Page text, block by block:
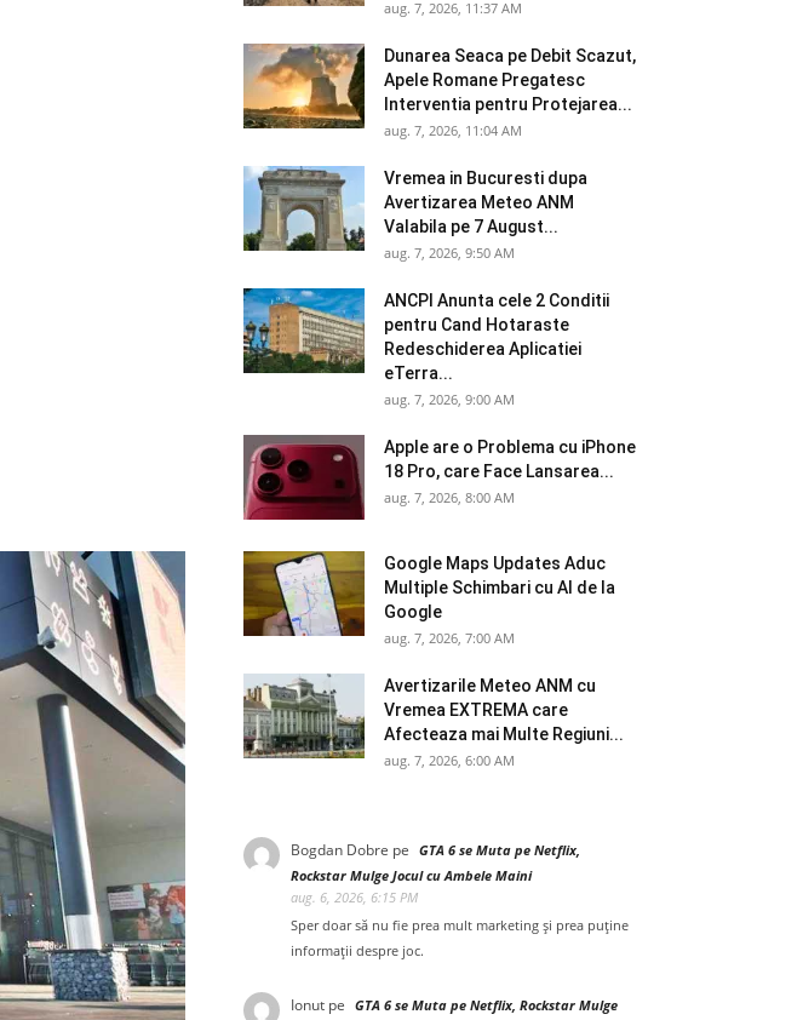
aug. 7, 2026, 11:37 AM
Dunarea Seaca pe Debit Scazut,
Apele Romane Pregatesc
Interventia pentru Protejarea...
aug. 7, 2026, 11:04 AM
Vremea in Bucuresti dupa
Avertizarea Meteo ANM
Valabila pe 7 August...
aug. 7, 2026, 9:50 AM
ANCPI Anunta cele 2 Conditii
pentru Cand Hotaraste
Redeschiderea Aplicatiei
eTerra...
aug. 7, 2026, 9:00 AM
Apple are o Problema cu iPhone
18 Pro, care Face Lansarea...
aug. 7, 2026, 8:00 AM
Google Maps Updates Aduc
Multiple Schimbari cu AI de la
Google
aug. 7, 2026, 7:00 AM
Avertizarile Meteo ANM cu
Vremea EXTREMA care
Afecteaza mai Multe Regiuni...
aug. 7, 2026, 6:00 AM
Bogdan Dobre pe GTA 6 se Muta pe Netflix,
Rockstar Mulge Jocul cu Ambele Maini
aug. 6, 2026, 6:15 PM
Sper doar să nu fie prea mult marketing și prea puține
informații despre joc.
Ionut pe GTA 6 se Muta pe Netflix, Rockstar Mulge